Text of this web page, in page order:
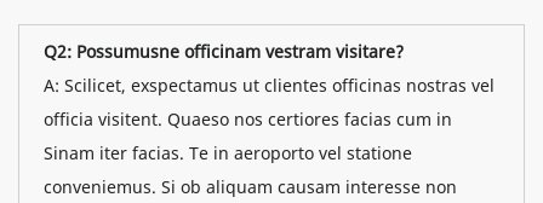
Q2: Possumusne officinam vestram visitare?
A: Scilicet, exspectamus ut clientes officinas nostras vel
officia visitent. Quaeso nos certiores facias cum in
Sinam iter facias. Te in aeroporto vel statione
conveniemus. Si ob aliquam causam interesse non